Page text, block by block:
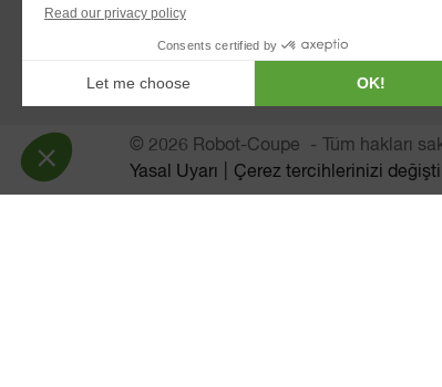
PLANET MİKSER
© 2026 Robot-Coupe
Tüm hakları
Yasal Uyarı
Çerez tercihlerinizi